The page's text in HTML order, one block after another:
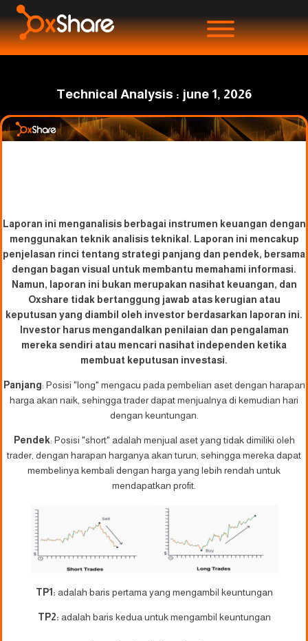
Technical Analysis : june 1, 2026
Laporan ini menganalisis berbagai instrumen keuangan dengan
menggunakan teknik analisis teknikal. Laporan ini mencakup
penjelasan rinci tentang strategi panjang dan pendek, bersama
dengan bagan visual untuk membantu memahami informasi.
Namun, laporan ini bukan merupakan nasihat keuangan, dan
Oxshare tidak bertanggung jawab atas kerugian atau
keputusan yang diambil oleh investor berdasarkan laporan ini.
Investor harus mengandalkan penilaian dan pengalaman
mereka sendiri atau mencari nasihat independen ketika
membuat keputusan investasi.
Panjang: Posisi "long" mengacu pada pembelian aset dengan harapan
harga akan naik, sehingga trader dapat menjualnya di kemudian hari
dengan keuntungan.
Pendek: Posisi "short" adalah menjual aset yang tidak dimiliki oleh
trader, dengan harapan harganya akan turun, sehingga mereka dapat
membelinya kembali dengan harga yang lebih rendah untuk
mendapatkan profit.
TP1: adalah baris pertama yang mengambil keuntungan
TP2: adalah baris kedua untuk mengambil keuntungan